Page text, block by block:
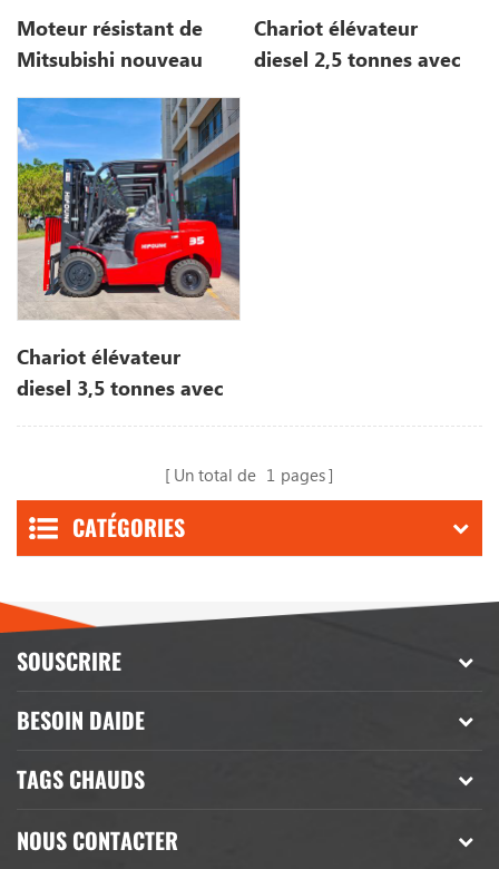
Moteur résistant de
Mitsubishi nouveau
de contrepoids de 7
tonnes à vendre
Chariot élévateur
diesel 2,5 tonnes avec
Chariot élévateur
diesel 3,5 tonnes avec
Un total de 1 pages
CATÉGORIES
SOUSCRIRE
BESOIN DAIDE
TAGS CHAUDS
NOUS CONTACTER